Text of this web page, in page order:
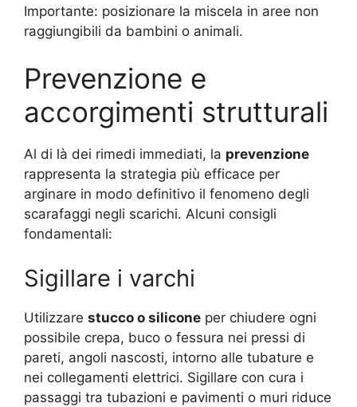
Importante: posizionare la miscela in aree non
raggiungibili da bambini o animali.
Prevenzione e
accorgimenti strutturali
Al di là dei rimedi immediati, la prevenzione
rappresenta la strategia più efficace per
arginare in modo definitivo il fenomeno degli
scarafaggi negli scarichi. Alcuni consigli
fondamentali:
Sigillare i varchi
Utilizzare stucco o silicone per chiudere ogni
possibile crepa, buco o fessura nei pressi di
pareti, angoli nascosti, intorno alle tubature e
nei collegamenti elettrici. Sigillare con cura i
passaggi tra tubazioni e pavimenti o muri riduce